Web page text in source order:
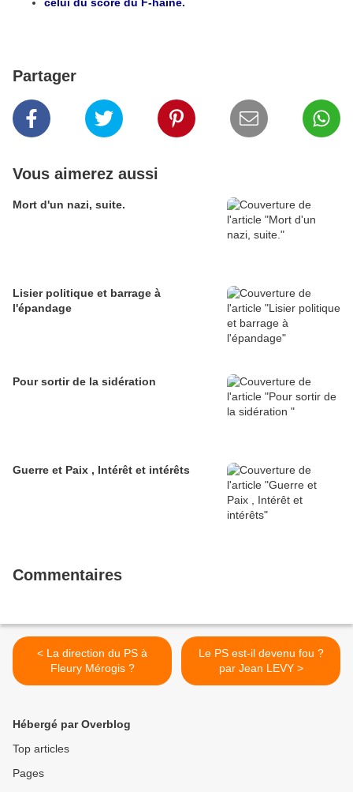
Partager
Vous aimerez aussi
Mort d'un nazi, suite.
Lisier politique et barrage à
l'épandage
Pour sortir de la sidération
Guerre et Paix , Intérêt et intérêts
Commentaires
< La direction du PS à
Fleury Mérogis ?
Le PS est-il devenu fou ?
par Jean LEVY >
Hébergé par Overblog
Top articles
Pages